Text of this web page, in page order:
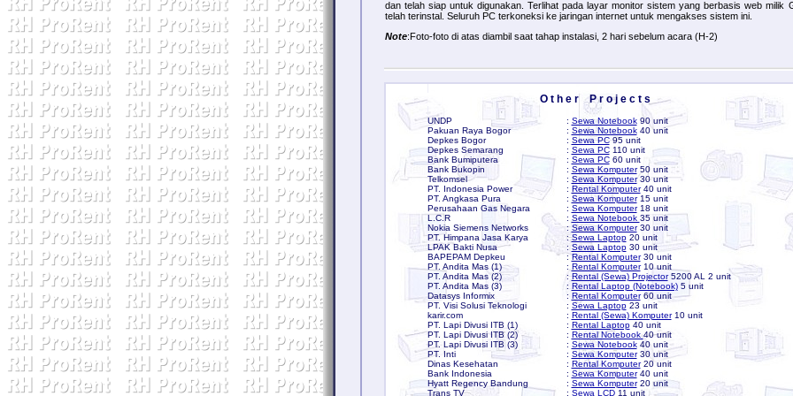
dan telah siap untuk digunakan. Terlihat pada layar monitor sistem yang berbasis web milik
telah terinstal. Seluruh PC terkoneksi ke jaringan internet untuk mengakses sistem ini.
Note:Foto-foto di atas diambil saat tahap instalasi, 2 hari sebelum acara (H-2)
O t h e r P r o j e c t s
UNDP : Sewa Notebook90 unit
Pakuan Raya Bogor
: Sewa Notebook40 unit
Depkes Bogor
: Sewa PC95 unit
Depkes Semarang
: Sewa PC110 unit
Bank Bumiputera
: Sewa PC60 unit
Bank Bukopin
: Sewa Komputer50 unit
Telkomsel
: Sewa Komputer30 unit
PT. Indonesia Power
: Rental Komputer40 unit
PT. Angkasa Pura
: Sewa Komputer15 unit
Perusahaan Gas Negara
: Sewa Komputer18 unit
L.C.R
: Sewa Notebook 35 unit
Nokia Siemens Networks
:Sewa Komputer30 unit
PT. Himpana Jasa Karya
:Sewa Laptop20 unit
LPAK Bakti Nusa
: Sewa Laptop30 unit
BAPEPAM Depkeu
:Rental Komputer30 unit
PT. Andita Mas (1)
: Rental Komputer10 unit
PT. Andita Mas (2)
:Rental (Sewa) Projector5200 AL 2 unit
PT. Andita Mas (3)
: Rental Laptop (Notebook)5 unit
Datasys Informix
: Rental Komputer60 unit
PT. Visi Solusi Teknologi
: Sewa Laptop23 unit
karir.com
: Rental (Sewa) Komputer10 unit
PT. Lapi Divusi ITB (1)
: Rental Laptop40 unit
PT. Lapi Divusi ITB (2)
: Rental Notebook40 unit
PT. Lapi Divusi ITB (3)
: Sewa Notebook40 unit
PT. Inti
: Sewa Komputer30 unit
Dinas Kesehatan
: Rental Komputer20 unit
Bank Indonesia
: Sewa Komputer40 unit
Hyatt Regency Bandung
: Sewa Komputer20 unit
Trans TV
: Sewa LCD11 unit